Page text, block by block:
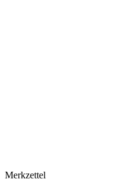
Merkzettel